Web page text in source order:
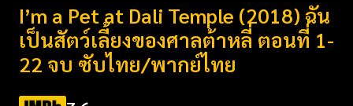
I’m a Pet at Dali Temple (2018) ฉัน
เป็นสัตว์เลี้ยงของศาลต้าหลี่ ตอนที่ 1-
22 จบ ซับไทย/พากย์ไทย